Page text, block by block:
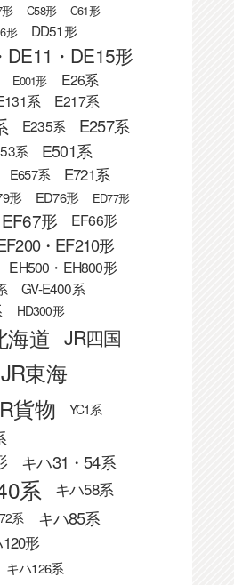
C58形
C61形
形 DD51形
DE11・DE15形
E001形 E26系
系 E217系
E235系 E257系
系 E501系
E657系 E721系
形 ED76形 ED77形
形 EF66形
・EF210形
EH500・EH800形
GV-E400系
HD300形
海道 JR四国
JR東海
貨物
YC1系
キハ31・54系
系
キハ58系
系 キハ85系
形
キハ126系